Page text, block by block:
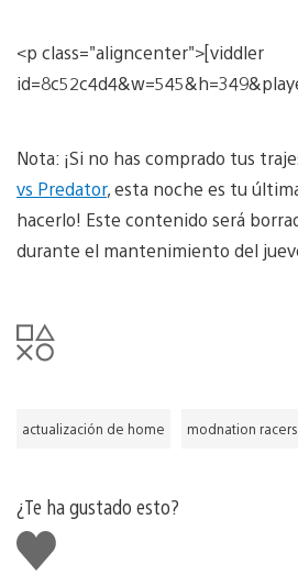
<p class="aligncenter">[viddler
Nota: ¡Si no has comprado tus
vs Predator, esta noche es tu
hacerlo! Este contenido será
durante el mantenimiento del
actualización de home modnation racers
¿Te ha gustado esto?
Me
gusta